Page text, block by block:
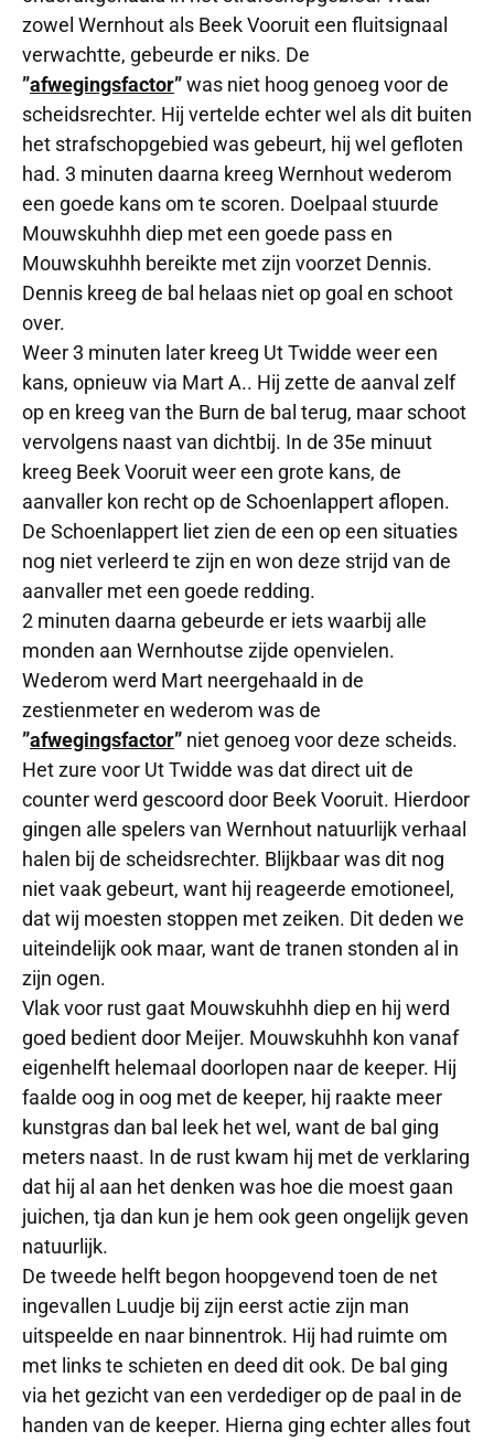
zowel Wernhout als Beek Vooruit een fluitsignaal
verwachtte, gebeurde er niks. De
”afwegingsfactor”was niet hoog genoeg voor de
scheidsrechter. Hij vertelde echter wel als dit buiten
het strafschopgebied was gebeurt, hij wel gefloten
had. 3 minuten daarna kreeg Wernhout wederom
een goede kans om te scoren. Doelpaal stuurde
Mouwskuhhh diep met een goede pass en
Mouwskuhhh bereikte met zijn voorzet Dennis.
Dennis kreeg de bal helaas niet op goal en schoot
over.
Weer 3 minuten later kreeg Ut Twidde weer een
kans, opnieuw via Mart A.. Hij zette de aanval zelf
op en kreeg van the Burn de bal terug, maar schoot
vervolgens naast van dichtbij. In de 35e minuut
kreeg Beek Vooruit weer een grote kans, de
aanvaller kon recht op de Schoenlappert aflopen.
De Schoenlappert liet zien de een op een situaties
nog niet verleerd te zijn en won deze strijd van de
aanvaller met een goede redding.
2 minuten daarna gebeurde er iets waarbij alle
monden aan Wernhoutse zijde openvielen.
Wederom werd Mart neergehaald in de
zestienmeter en wederom was de
”afwegingsfactor” niet genoeg voor deze scheids.
Het zure voor Ut Twidde was dat direct uit de
counter werd gescoord door Beek Vooruit. Hierdoor
gingen alle spelers van Wernhout natuurlijk verhaal
halen bij de scheidsrechter. Blijkbaar was dit nog
niet vaak gebeurt, want hij reageerde emotioneel,
dat wij moesten stoppen met zeiken. Dit deden we
uiteindelijk ook maar, want de tranen stonden al in
zijn ogen.
Vlak voor rust gaat Mouwskuhhh diep en hij werd
goed bedient door Meijer. Mouwskuhhh kon vanaf
eigenhelft helemaal doorlopen naar de keeper. Hij
faalde oog in oog met de keeper, hij raakte meer
kunstgras dan bal leek het wel, want de bal ging
meters naast. In de rust kwam hij met de verklaring
dat hij al aan het denken was hoe die moest gaan
juichen, tja dan kun je hem ook geen ongelijk geven
natuurlijk.
De tweede helft begon hoopgevend toen de net
ingevallen Luudje bij zijn eerst actie zijn man
uitspeelde en naar binnentrok. Hij had ruimte om
met links te schieten en deed dit ook. De bal ging
via het gezicht van een verdediger op de paal in de
handen van de keeper. Hierna ging echter alles fout